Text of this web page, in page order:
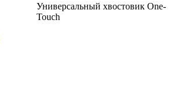
Универсальный хвостовик Оne-
Touch